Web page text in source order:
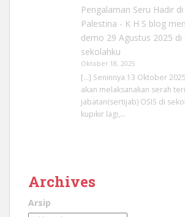
Pengalaman Seru Hadir
Palestina - K H S blog
demo 29 Agustus 2025 di
sekolahku
Oktober 18, 2025
[…] Seninnya 13 Oktober
akan melaksanakan serah
jabatan(sertijab) OSIS di
kupikir lagi,…
Archives
Arsip